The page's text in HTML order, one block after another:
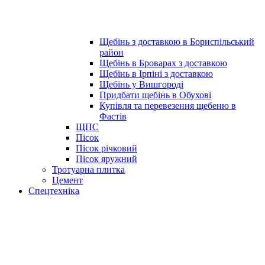
Щебінь з доставкою в Бориспільський
район
Щебінь в Броварах з доставкою
Щебінь в Ірпіні з доставкою
Щебінь у Вишгороді
Придбати щебінь в Обухові
Купівля та перевезення щебеню в
Фастів
ЩПС
Пісок
Пісок річковий
Пісок яружний
Тротуарна плитка
Цемент
Спецтехніка